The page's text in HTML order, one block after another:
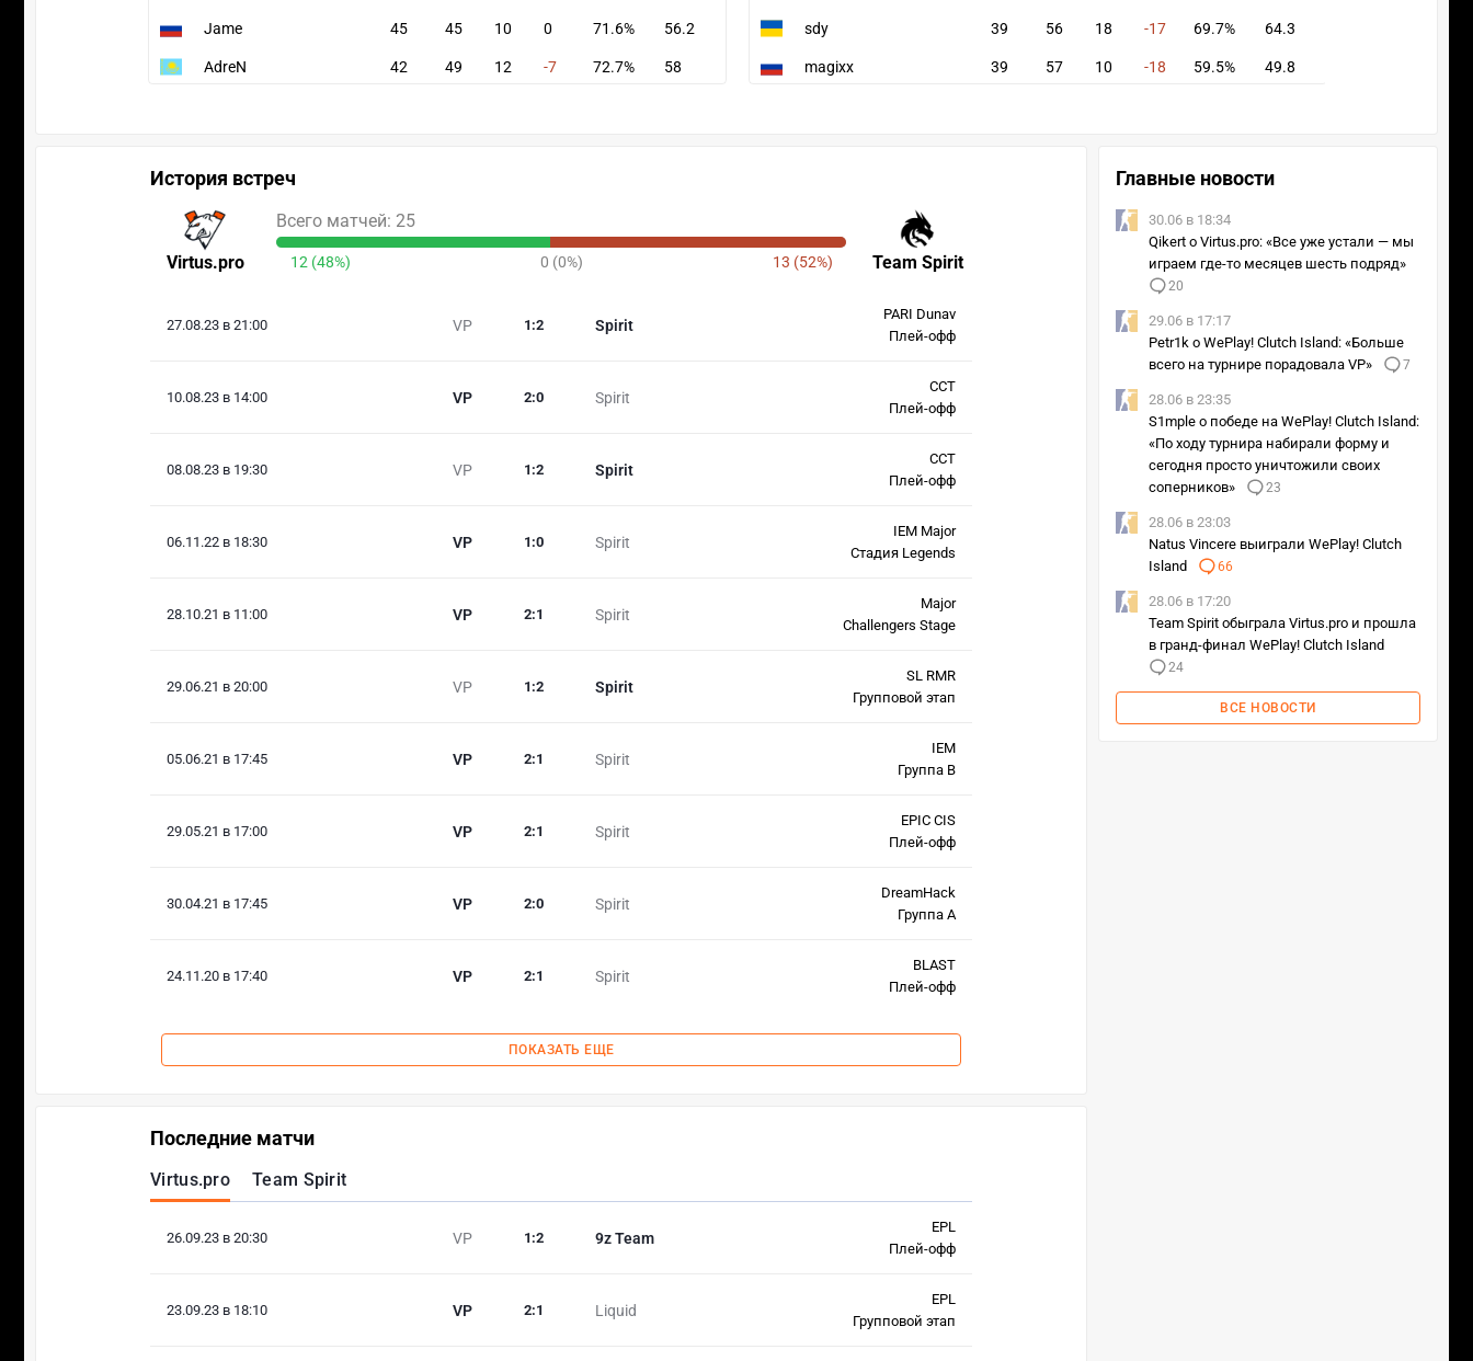
Jame 45 45 10 0 71.6% 56.2
AdreN 42 49 12 -7 72.7% 58
sdy 39 56 18 -17 69.7% 64.3
magixx 39 57 10 -18 59.5% 49.8
История встреч
Virtus.pro Team Spirit
Всего матчей: 25
12 (48%) 0 (0%) 13 (52%)
27.08.23 в 21:00 VP Spirit
1 :2
PARI Dunav
Плей-офф
10.08.23 в 14:00 VP Spirit
2:0
CCT
Плей-офф
08.08.23 в 19:30 VP Spirit
1 :2
CCT
Плей-офф
06.11.22 в 18:30 VP Spirit
1 :0
IEM Major
Стадия Legends
28.10.21 в 11:00 VP Spirit
2:1
Major
Challengers Stage
29.06.21 в 20:00 VP Spirit
1 :2
SL RMR
Групповой этап
05.06.21 в 17:45 VP Spirit
2:1
IEM
Группа B
29.05.21 в 17:00 VP Spirit
2:1
EPIC CIS
Плей-офф
30.04.21 в 17:45 VP Spirit
2:0
DreamHack
Группа A
24.11.20 в 17:40 VP Spirit
2:1
BLAST
Плей-офф
ПОКАЗАТЬ ЕЩЕ
Последние матчи
Virtus.pro Team Spirit
26.09.23 в 20:30 VP 9z Team
1 :2
EPL
Плей-офф
23.09.23 в 18:10 VP Liquid
2:1
EPL
Групповой этап
Главные новости
30.06 в 18:34
Qikert о Virtus.pro: «Все уже устали — мы
играем где-то месяцев шесть подряд»
20
29.06 в 17:17
Petr1k о WePlay! Clutch Island: «Больше
всего на турнире порадовала VP»
7
28.06 в 23:35
S1mple о победе на WePlay! Clutch Island:
«По ходу турнира набирали форму и
сегодня просто уничтожили своих
соперников»
23
28.06 в 23:03
Natus Vincere выиграли WePlay! Clutch
Island
66
28.06 в 17:20
Team Spirit обыграла Virtus.pro и прошла
в гранд-финал WePlay! Clutch Island
24
ВСЕ НОВОСТИ